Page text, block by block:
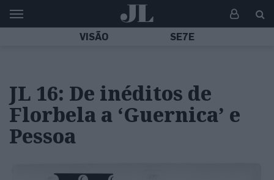
VISÃO SE7E
JL 16: De inéditos de
Florbela a ‘Guernica’ e
Pessoa